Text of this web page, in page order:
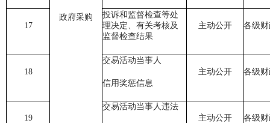
政府采购
17
投诉和监督检查等处
理决定、有关考核及
监督检查结果
主动公开 各级
18
交易活动当事人
信用奖惩信息
主动公开 各级
19
交易活动当事人违法
主动公开 各级